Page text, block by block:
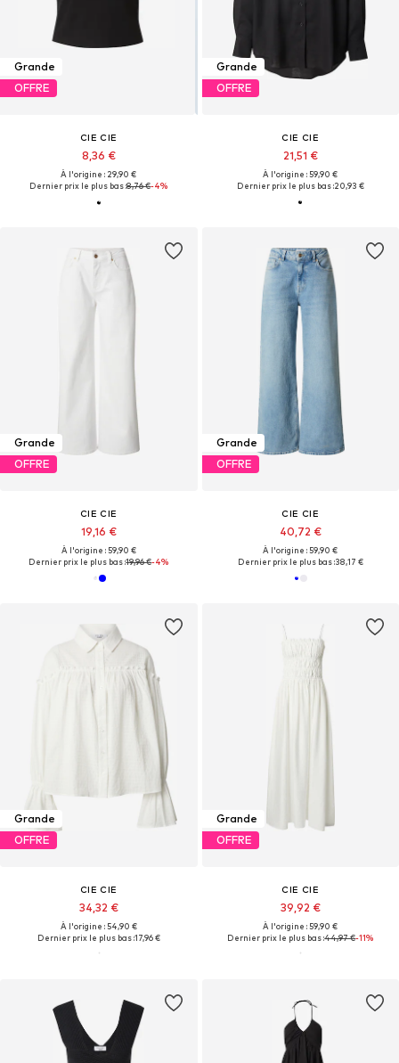
Grande
OFFRE
CIE CIE
8,36 €
À l'origine : 29,90 €
Dernier prix le plus bas :8,76 €-4%
Grande
OFFRE
CIE CIE
21,51 €
À l'origine : 59,90 €
Dernier prix le plus bas :20,93 €
Grande
OFFRE
CIE CIE
19,16 €
À l'origine : 59,90 €
Dernier prix le plus bas :19,96 €-4%
Grande
OFFRE
CIE CIE
40,72 €
À l'origine : 59,90 €
Dernier prix le plus bas :38,17 €
Grande
OFFRE
CIE CIE
34,32 €
À l'origine : 54,90 €
Dernier prix le plus bas :17,96 €
Grande
OFFRE
CIE CIE
39,92 €
À l'origine : 59,90 €
Dernier prix le plus bas :44,97 €-11%